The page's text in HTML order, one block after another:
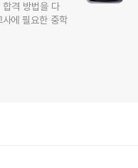
격 방법을 다
에 필요한 중학